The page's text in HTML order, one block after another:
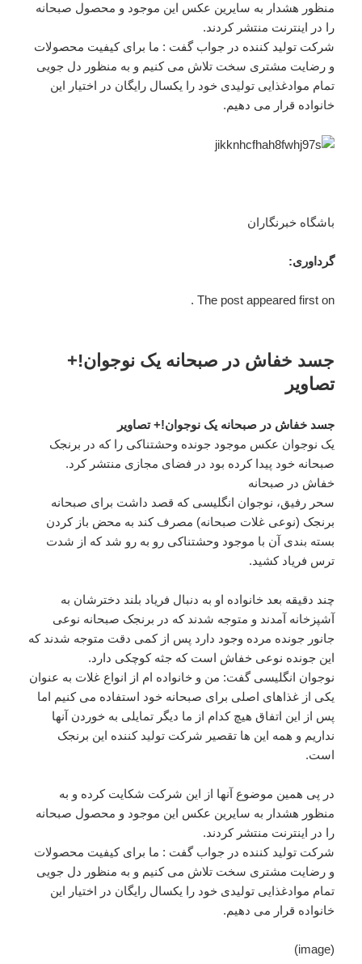
منظور هشدار به سایرین عکس این موجود و محصول صبحانه
را در اینترنت منتشر کردند.
شرکت تولید کننده در جواب گفت : ما برای کیفیت محصولات
و رضایت مشتری سخت تلاش می کنیم و به منظور دل جویی
تمام موادغذایی تولیدی خود را یکسال رایگان در اختیار این
خانواده قرار می دهیم.
باشگاه خبرنگاران
گرداوری:
The post appeared first on .
جسد خفاش در صبحانه یک نوجوان!+
تصاویر
جسد خفاش در صبحانه یک نوجوان!+ تصاویر
یک نوجوان عکس موجود جونده وحشتناکی را که در برنجک
صبحانه خود پیدا کرده بود در فضای مجازی منتشر کرد.
خفاش در صبحانه
سحر رفیق، نوجوان انگلیسی که قصد داشت برای صبحانه
برنجک (نوعی غلات صبحانه) مصرف کند به محض باز کردن
بسته بندی آن با موجود وحشتناکی رو به رو شد که از شدت
ترس فریاد کشید.
چند دقیقه بعد خانواده او به دنبال فریاد بلند دخترشان به
آشپزخانه آمدند و متوجه شدند که در برنجک صبحانه نوعی
جانور جونده مرده وجود دارد پس از کمی دقت متوجه شدند که
این جونده نوعی خفاش است که جثه کوچکی دارد.
نوجوان انگلیسی گفت: من و خانواده ام از انواع غلات به عنوان
یکی از غذاهای اصلی برای صبحانه خود استفاده می کنیم اما
پس از این اتفاق هیچ کدام از ما دیگر تمایلی به خوردن آنها
نداریم و همه این ها تقصیر شرکت تولید کننده این برنجک
است.
در پی همین موضوع آنها از این شرکت شکایت کرده و به
منظور هشدار به سایرین عکس این موجود و محصول صبحانه
را در اینترنت منتشر کردند.
شرکت تولید کننده در جواب گفت : ما برای کیفیت محصولات
و رضایت مشتری سخت تلاش می کنیم و به منظور دل جویی
تمام موادغذایی تولیدی خود را یکسال رایگان در اختیار این
خانواده قرار می دهیم.
(image)